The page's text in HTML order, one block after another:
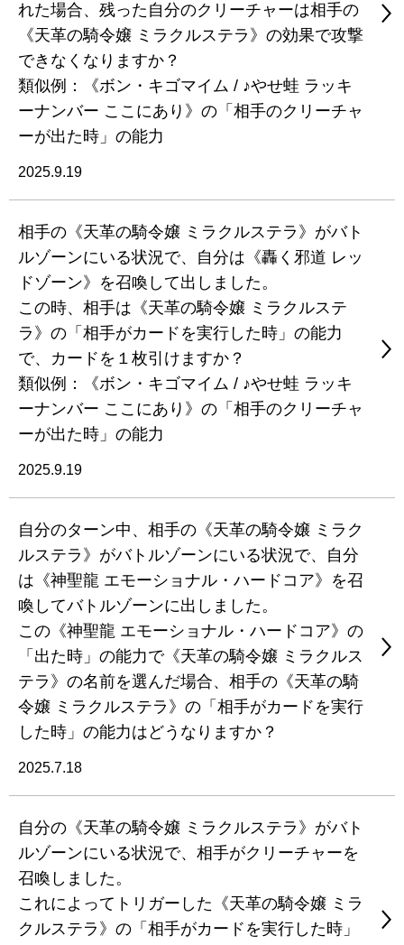
れた場合、残った自分のクリーチャーは相手の
《天革の騎令嬢 ミラクルステラ》の効果で攻撃
できなくなりますか？
類似例：《ボン・キゴマイム / ♪やせ蛙 ラッキ
ーナンバー ここにあり》の「相手のクリーチャ
ーが出た時」の能力
2025.9.19
相手の《天革の騎令嬢 ミラクルステラ》がバト
ルゾーンにいる状況で、自分は《轟く邪道 レッ
ドゾーン》を召喚して出しました。
この時、相手は《天革の騎令嬢 ミラクルステ
ラ》の「相手がカードを実行した時」の能力
で、カードを１枚引けますか？
類似例：《ボン・キゴマイム / ♪やせ蛙 ラッキ
ーナンバー ここにあり》の「相手のクリーチャ
ーが出た時」の能力
2025.9.19
自分のターン中、相手の《天革の騎令嬢 ミラク
ルステラ》がバトルゾーンにいる状況で、自分
は《神聖龍 エモーショナル・ハードコア》を召
喚してバトルゾーンに出しました。
この《神聖龍 エモーショナル・ハードコア》の
「出た時」の能力で《天革の騎令嬢 ミラクルス
テラ》の名前を選んだ場合、相手の《天革の騎
令嬢 ミラクルステラ》の「相手がカードを実行
した時」の能力はどうなりますか？
2025.7.18
自分の《天革の騎令嬢 ミラクルステラ》がバト
ルゾーンにいる状況で、相手がクリーチャーを
召喚しました。
これによってトリガーした《天革の騎令嬢 ミラ
クルステラ》の「相手がカードを実行した時」